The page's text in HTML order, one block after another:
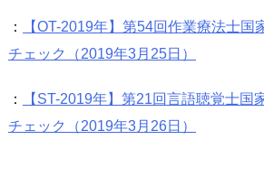
：
【OT-2019年】第54回作業療法士国
チェック（2019年3月25日）
：
【ST-2019年】第21回言語聴覚士国
チェック（2019年3月26日）